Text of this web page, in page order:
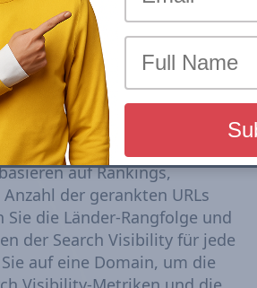
Top--Belgium-
basieren auf der Google
in den Top Stories
Die Top Search Visibility
dynamischen Satz von
Trends abgeleitet werden,
verfolgt werden. Die
auf Rankings,
Anzahl der gerankten URLs
Sie die Länder-Rangfolge und
der Search Visibility für jede
auf eine Domain, um die